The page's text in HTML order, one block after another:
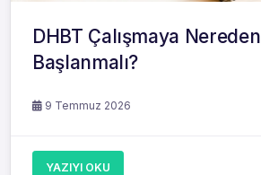
DHBT Çalışmaya Nereden
Başlanmalı?
9 Temmuz 2026
YAZIYI OKU